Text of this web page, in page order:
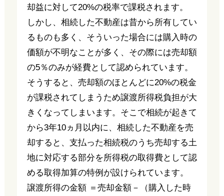
却益に対して20%の税率で課税されます。
しかし、相続した不動産は昔から所有してい
るものも多く、そういった場合には購入時の
価額が不明なことが多く、その際には売却額
の5％のみが経費として認められています。
そうすると、売却額のほとんどに20%の税金
が課税されてしまうため譲渡所得税負担が大
きくなってしまいます。そこで相続が起きて
から3年10ヵ月以内に、相続した不動産を売
却すると、支払った相続税のうち売却する土
地に対応する部分を所得税の取得費として認
める取得加算の特例が設けられています。
譲渡所得の金額 ＝売却金額－（購入した時